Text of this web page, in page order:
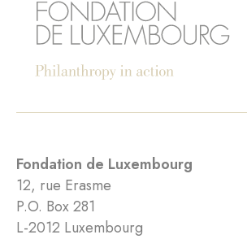
Fondation de Luxembourg
12, rue Erasme
P.O. Box 281
L-2012 Luxembourg